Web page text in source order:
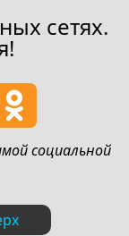
сетях.
социальной